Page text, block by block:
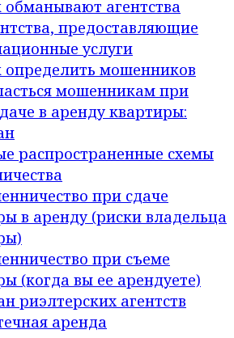
обманывают агентства
предоставляющие
услуги
определить мошенников
мошенникам при
в аренду квартиры:
распространенные схемы
при сдаче
в аренду (риски владельца
при съеме
(когда вы ее арендуете)
риэлтерских агентств
аренда